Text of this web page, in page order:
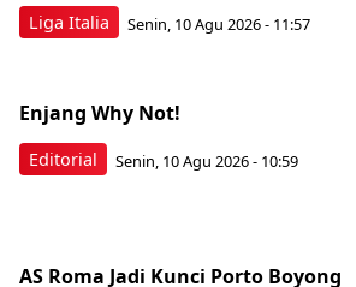
Liga Italia Senin, 10 Agu 2026 - 11:57
Editorial
Enjang Why Not!
Senin, 10 Agu 2026 - 10:59
AS Roma Jadi Kunci Porto Boyong